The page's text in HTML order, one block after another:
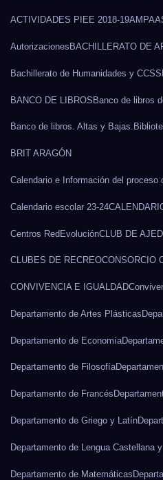
ACTIVIDADES PIEE 2018-19AMPA
Autorizaciones BACHILLERATO DE
Bachillerato de Humanidades y CCSS
BANCO DE LIBROSBanco de libros
Banco de libros. Altas y Bajas.
BRIT ARAGÓN
Calendario e Información del proceso
Calendario escolar 23-24
Centros RedEvoluciónCLUB DE
CLUBES DE RECREOCONSORCIO
CONVIVENCIA E IGUALDAD
Departamento de Artes Plásticas
Departamento de Economía
Departamento de Filosofía
Departamento de Francés
Departamento de Griego y Latín
Departamento de Lengua Castellana
Departamento de Matemáticas